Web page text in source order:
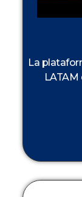
La